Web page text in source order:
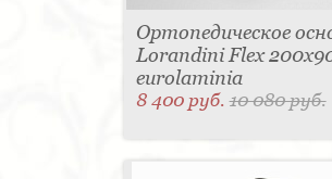
Ортопедическое
Lorandini Flex
eurolaminia
8 400 руб.10 080 руб.